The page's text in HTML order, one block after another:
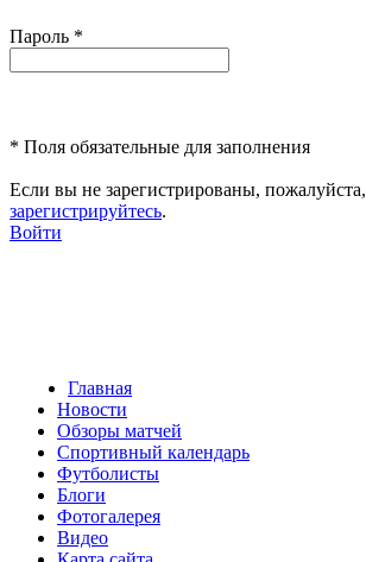
Пароль *
* Поля обязательные для заполнения
Если вы не зарегистрированы, пожалуйста,
зарегистрируйтесь.
Войти
Главная
Новости
Обзоры матчей
Спортивный календарь
Футболисты
Блоги
Фотогалерея
Видео